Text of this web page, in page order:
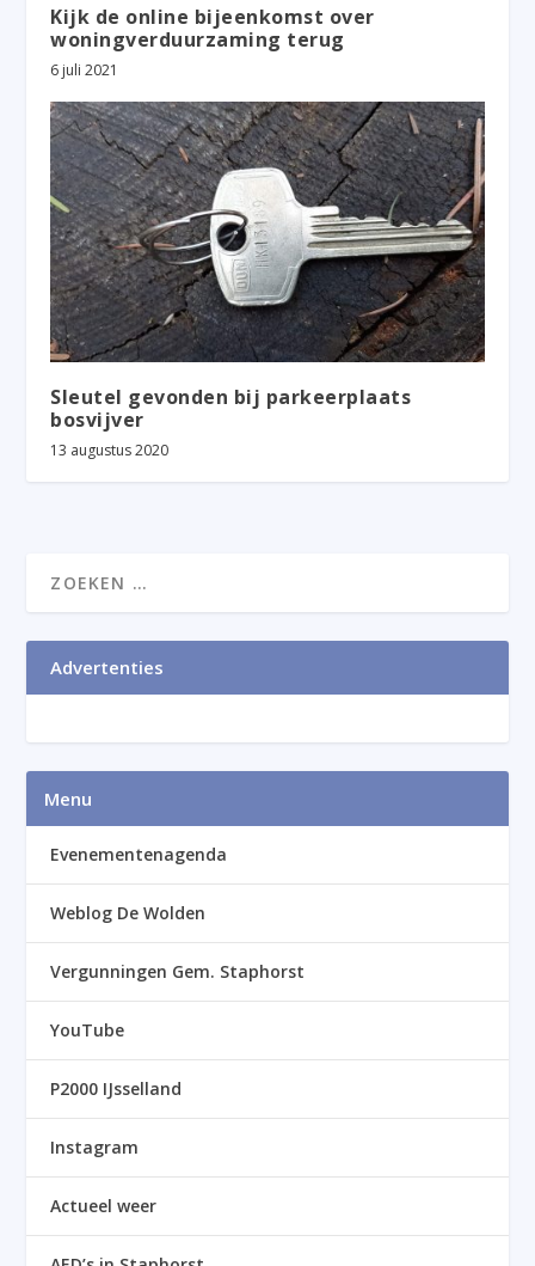
Kijk de online bijeenkomst over
woningverduurzaming terug
6 juli 2021
Sleutel gevonden bij parkeerplaats
bosvijver
13 augustus 2020
Advertenties
Menu
Evenementenagenda
Weblog De Wolden
Vergunningen Gem. Staphorst
YouTube
P2000 IJsselland
Instagram
Actueel weer